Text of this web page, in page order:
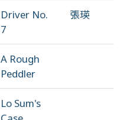
Driver No.
7
張瑛
A Rough
Peddler
Lo Sum's